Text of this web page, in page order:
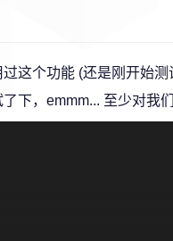
这个功能 (还是刚开始
下，emmm... 至少对我